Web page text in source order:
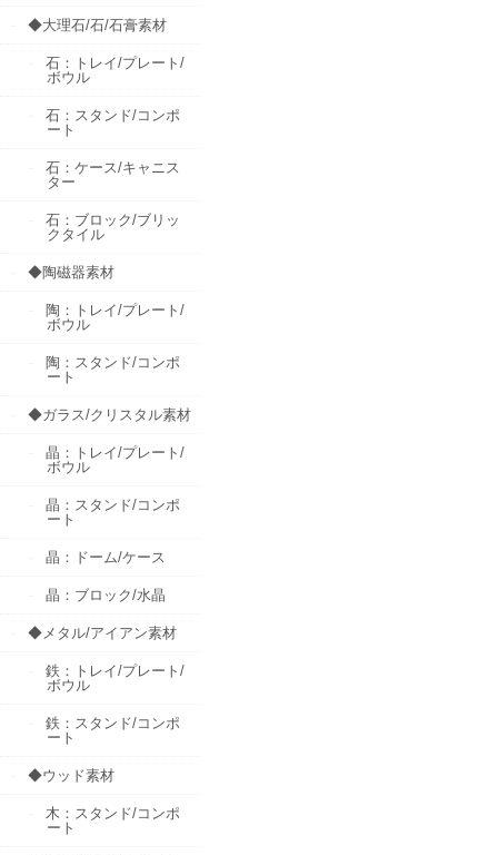
◆大理石/石/石膏素材
石：トレイ/プレート/
ボウル
石：スタンド/コンポ
ート
石：ケース/キャニス
ター
石：ブロック/ブリッ
クタイル
◆陶磁器素材
陶：トレイ/プレート/
ボウル
陶：スタンド/コンポ
ート
◆ガラス/クリスタル素材
晶：トレイ/プレート/
ボウル
晶：スタンド/コンポ
ート
晶：ドーム/ケース
晶：ブロック/水晶
◆メタル/アイアン素材
鉄：トレイ/プレート/
ボウル
鉄：スタンド/コンポ
ート
◆ウッド素材
木：スタンド/コンポ
ート